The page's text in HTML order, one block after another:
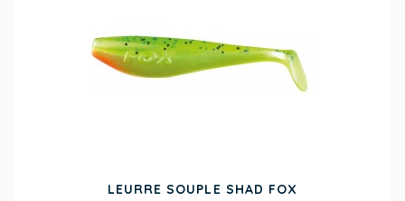
LEURRE SOUPLE SHAD FOX